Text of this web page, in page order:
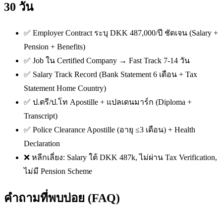
30 วัน
✅ Employer Contract ระบุ DKK 487,000/ปี ชัดเจน (Salary +
Pension + Benefits)
✅ Job ใน Certified Company → Fast Track 7-14 วัน
✅ Salary Track Record (Bank Statement 6 เดือน + Tax
Statement Home Country)
✅ ป.ตรี/ป.โท Apostille + แปลเดนมาร์ก (Diploma +
Transcript)
✅ Police Clearance Apostille (อายุ ≤3 เดือน) + Health
Declaration
❌ หลีกเลี่ยง: Salary ใต้ DKK 487k, ไม่ผ่าน Tax Verification,
ไม่มี Pension Scheme
คำถามที่พบบ่อย (FAQ)